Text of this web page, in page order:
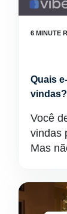
Quais
vindas?
Você
vindas
Mas